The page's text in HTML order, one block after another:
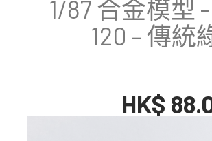
1/87 合金模型
120 – 傳統
HK$